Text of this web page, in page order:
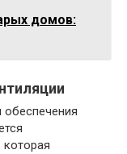
домов:
которая